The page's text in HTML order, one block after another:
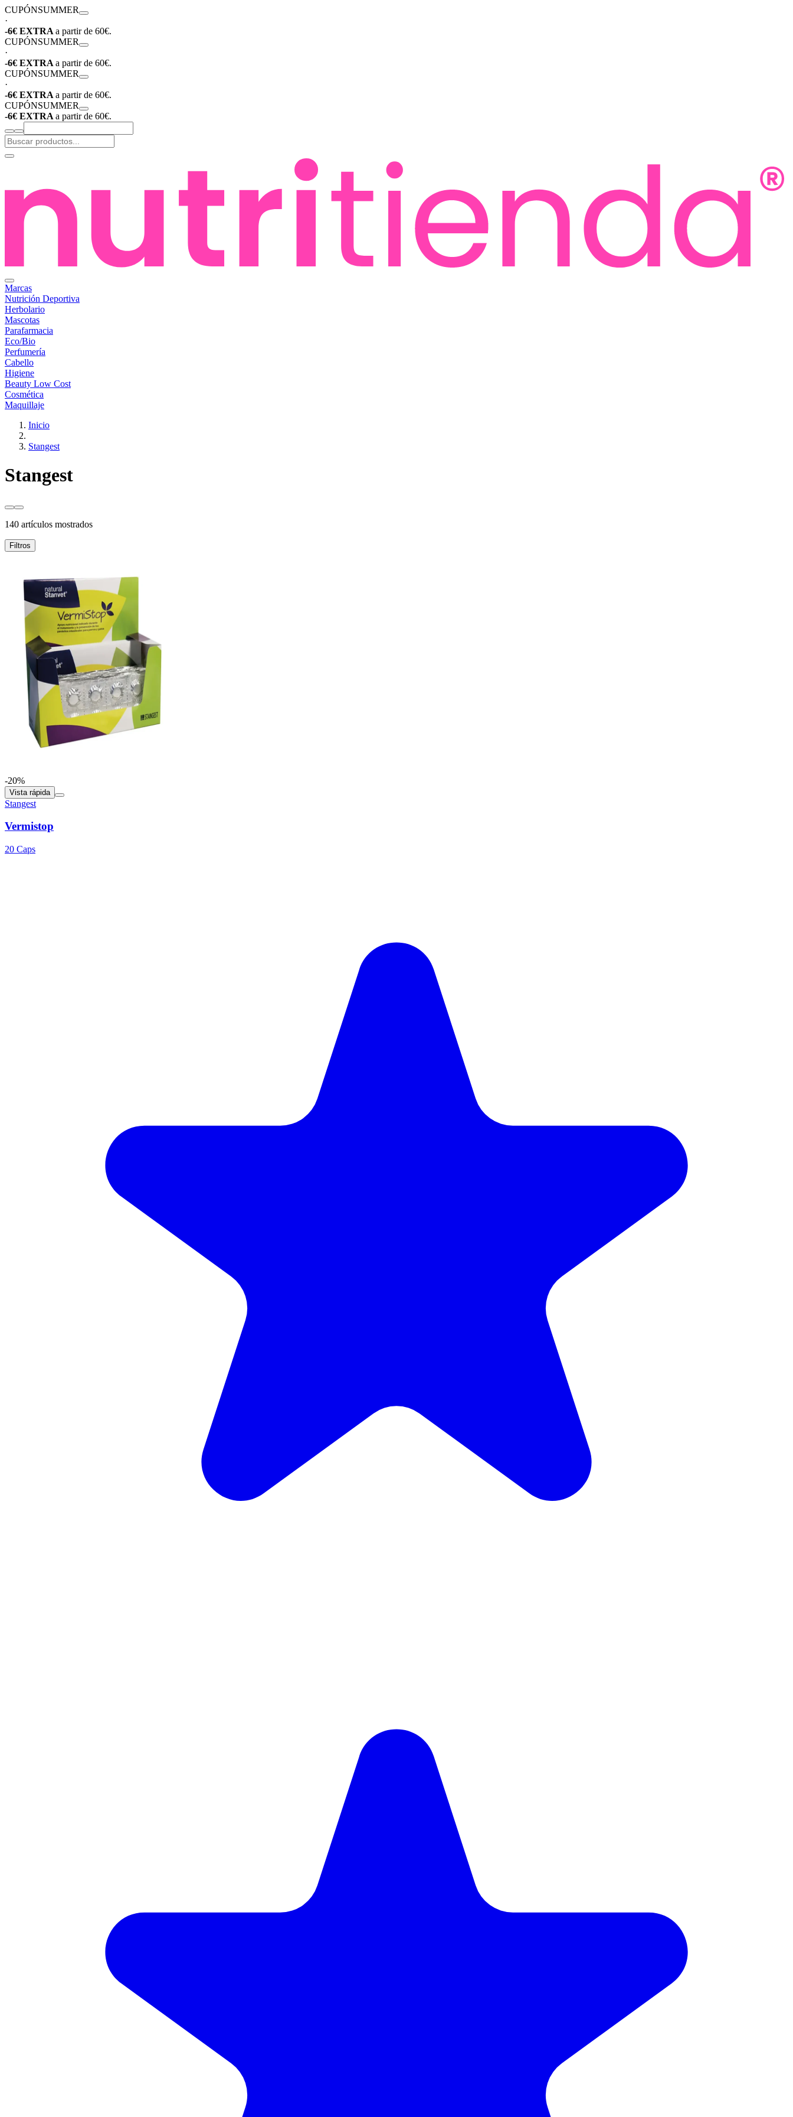
CUPÓNSUMMER
·
-6€ EXTRA a partir de 60€.
CUPÓNSUMMER
·
-6€ EXTRA a partir de 60€.
CUPÓNSUMMER
·
-6€ EXTRA a partir de 60€.
CUPÓNSUMMER
-6€ EXTRA a partir de 60€.
Marcas
Nutrición Deportiva
Herbolario
Mascotas
Parafarmacia
Eco/Bio
Perfumería
Cabello
Higiene
Beauty Low Cost
Cosmética
Maquillaje
Inicio
Stangest
Stangest
140 artículos mostrados
Filtros
-20%
Vista rápida
Stangest
Vermistop
20 Caps